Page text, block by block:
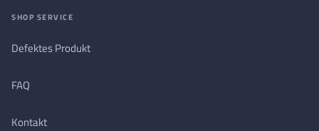
SHOP SERVICE
Defektes Produkt
FAQ
Kontakt